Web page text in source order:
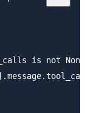
is not